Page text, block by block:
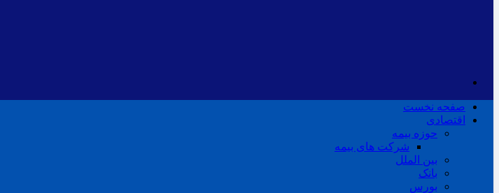
صفحه نخست
اقتصادی
حوزه بیمه
شرکت های بیمه
بین الملل
بانک
بورس